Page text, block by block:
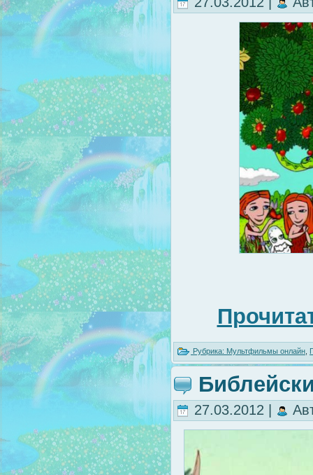
Рубрика: Мультфильмы онлайн
27.03.2012 |